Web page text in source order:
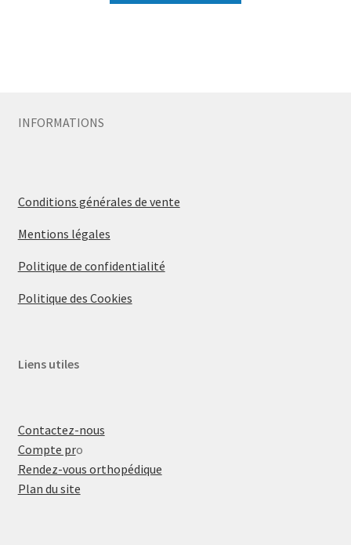
INFORMATIONS
Conditions générales de vente
Mentions légales
Politique de confidentialité
Politique des Cookies
Liens utiles
Contactez-nous
Compte pro
Rendez-vous orthopédique
Plan du site